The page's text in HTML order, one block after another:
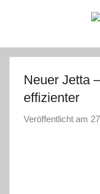
123.de
Neuer Jetta
effizienter
Veröffentlicht am